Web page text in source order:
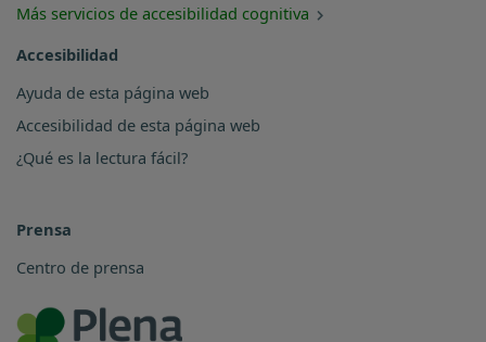
Más servicios de accesibilidad cognitiva
Accesibilidad
Ayuda de esta página web
Accesibilidad de esta página web
¿Qué es la lectura fácil?
Prensa
Centro de prensa